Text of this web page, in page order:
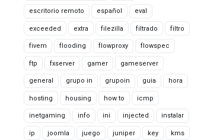
escritorio remoto español eval
exceeded extra filezilla filtrado filtro
fivem flooding flowproxy flowspec
ftp fxserver gamer gameserver
general grupo in grupoin guia hora
hosting housing how to icmp
inetgaming info ini injected instalar
ip joomla juego juniper key kms